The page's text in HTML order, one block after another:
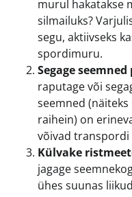
murul hakatakse
silmailuks?
segu, aktiivseks
spordimuru.
Segage
raputage või
seemned
raihein) on
võivad transpordi
Külvake
jagage
ühes suunas